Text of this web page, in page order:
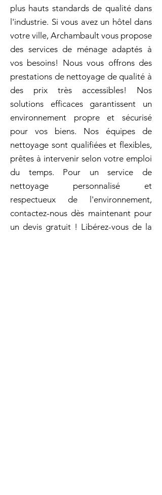
plus hauts standards de qualité dans
l'industrie. Si vous avez un hôtel dans
votre ville, Archambault vous propose
des services de ménage adaptés à
vos besoins! Nous vous offrons des
prestations de nettoyage de qualité à
des prix très accessibles! Nos
solutions efficaces garantissent un
environnement propre et sécurisé
pour vos biens. Nos équipes de
nettoyage sont qualifiées et flexibles,
prêtes à intervenir selon votre emploi
du temps. Pour un service de
nettoyage personnalisé et
respectueux de l'environnement,
contactez-nous dès maintenant pour
un devis gratuit ! Libérez-vous de la